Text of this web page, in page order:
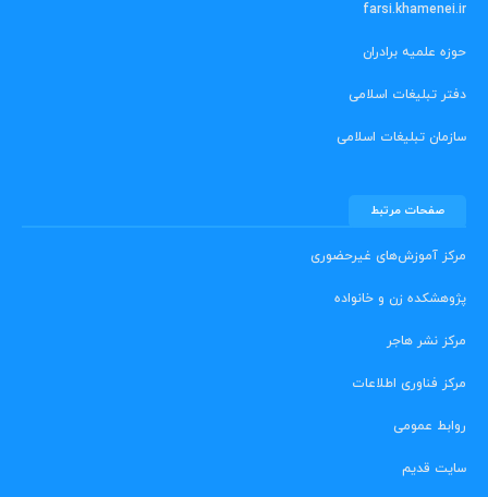
farsi.khamenei.ir
حوزه علمیه برادران
دفتر تبلیغات اسلامی
سازمان تبلیغات اسلامی
صفحات مرتبط
مرکز آموزش‌های غیرحضوری
پژوهشکده زن و خانواده
مرکز نشر هاجر
مرکز فناوری اطلاعات
روابط عمومی
سایت قدیم